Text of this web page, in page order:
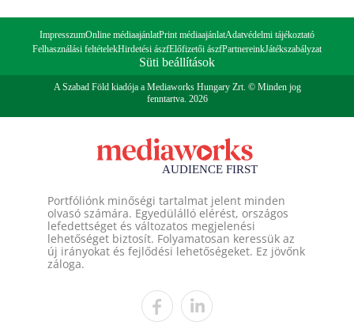
ImpresszumOnline médiaajánlatPrint médiaajánlatAdatvédelmi tájékoztató
Felhasználási feltételekHirdetési ászfElőfizetői ászfPartnereinkJátékszabályzat
Süti beállítások
A Szabad Föld kiadója a Mediaworks Hungary Zrt. © Minden jog
fenntartva. 2026
Portfóliónk minőségi tartalmat jelent minden
olvasó számára. Egyedülálló elérést, országos
lefedettséget és változatos megjelenési
lehetőséget biztosít. Folyamatosan keressük az
új irányokat és fejlődési lehetőségeket. Ez jövőnk
záloga.